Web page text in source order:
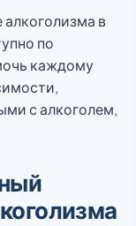
в
по
каждому
с алкоголем,